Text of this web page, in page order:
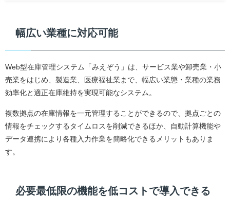
幅広い業種に対応可能
Web型在庫管理システム「みえぞう」は、サービス業や卸売業・小
売業をはじめ、製造業、医療福祉業まで、幅広い業態・業種の業務
効率化と適正在庫維持を実現可能なシステム。
複数拠点の在庫情報を一元管理することができるので、拠点ごとの
情報をチェックするタイムロスを削減できるほか、自動計算機能や
データ連携により各種入力作業を簡略化できるメリットもありま
す。
必要最低限の機能を低コストで導入できる